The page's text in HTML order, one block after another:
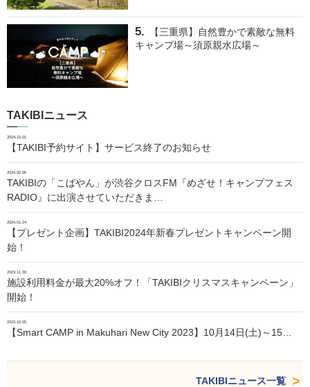
【三重県】自然豊かで素敵な無料
キャンプ場～須原親水広場～
TAKIBIニュース
2024.10.01
【TAKIBI予約サイト】サービス終了のお知らせ
2024.02.06
TAKIBIの「こばやん」が渋谷クロスFM『めざせ！キャンプフェス
RADIO』に出演させていただきま…
2024.01.24
【プレゼント企画】TAKIBI2024年新春プレゼントキャンペーン開
始！
2023.11.30
施設利用料金が最大20%オフ！「TAKIBIクリスマスキャンペーン」
開始！
2023.10.05
【Smart CAMP in Makuhari New City 2023】10月14日(土)～15…
TAKIBIニュース一覧